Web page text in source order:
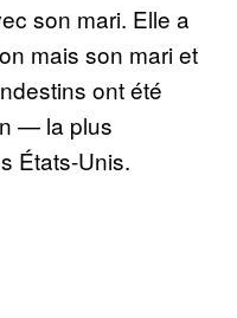
son mari. Elle a
mais son mari et
ont été
— la plus
États-Unis.